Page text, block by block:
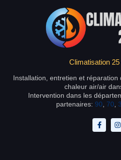
Climatisation
Installation, entretien et
chaleur air/air
Intervention dans les
partenaires: 90 70